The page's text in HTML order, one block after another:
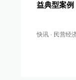
益典型案例
快讯 · 民营经